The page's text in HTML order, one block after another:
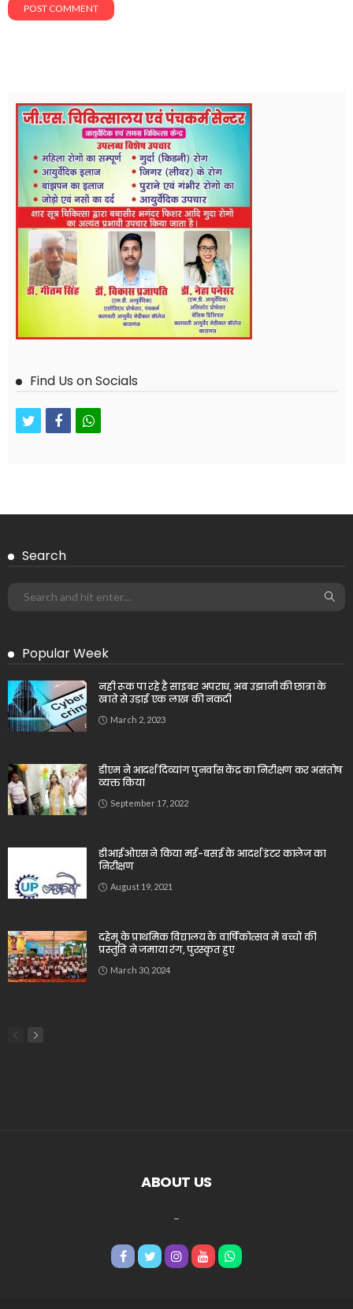
Find Us on Socials
twitterfacebookwhatsapp
Search
Popular Week
नही रूक पा रहे है साइबर अपराध, अब उझानी की छात्रा के
खाते से उड़ाई एक लाख की नकदी
March 2, 2023
डीएम ने आदर्श दिव्यांग पुनर्वास केंद्र का निरीक्षण कर असंतोष
व्यक्त किया
September 17, 2022
डीआईओएस ने किया मई-बसई के आदर्श इंटर कालेज का
निरीक्षण
August 19, 2021
दहेमू के प्राथमिक विद्यालय के वार्षिकोत्सव में बच्चों की
प्रस्तुति ने जमाया रंग, पुरस्कृत हुए
March 30, 2024
ABOUT US